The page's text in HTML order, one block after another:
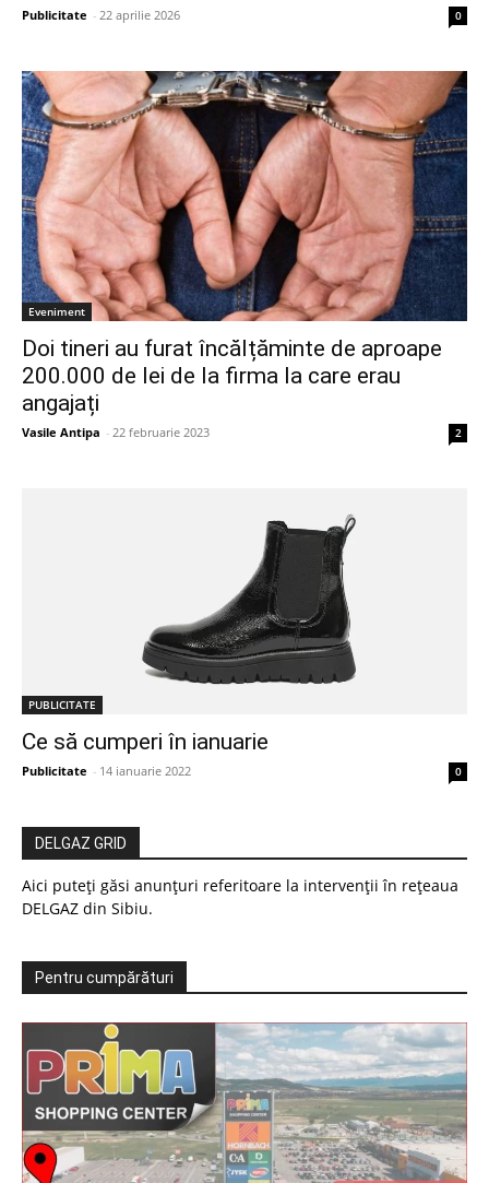
Publicitate - 22 aprilie 2026 0
Eveniment
Doi tineri au furat încălțăminte de aproape
200.000 de lei de la firma la care erau
angajați
Vasile Antipa - 22 februarie 2023 2
PUBLICITATE
Ce să cumperi în ianuarie
Publicitate - 14 ianuarie 2022 0
DELGAZ GRID
Aici puteți găsi anunțuri referitoare la intervenții în rețeaua
DELGAZ din Sibiu.
Pentru cumpărături